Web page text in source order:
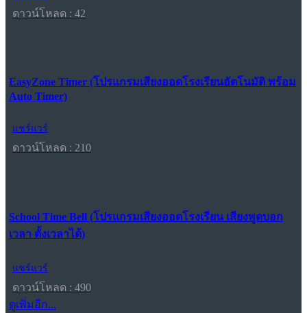
ดาวน์โหลด : 42
EasyZone Timer (โปรแกรมเสียงออดโรงเรียนอัตโนมัติ พร้อม
Auto Timer)
แชร์แวร์
ดาวน์โหลด : 210
School Time Bell (โปรแกรมเสียงออดโรงเรียน เสียงพูดบอก
เวลา ตั้งเวลาได้)
แชร์แวร์
ดาวน์โหลด : 490
ดูเพิ่มอีก...